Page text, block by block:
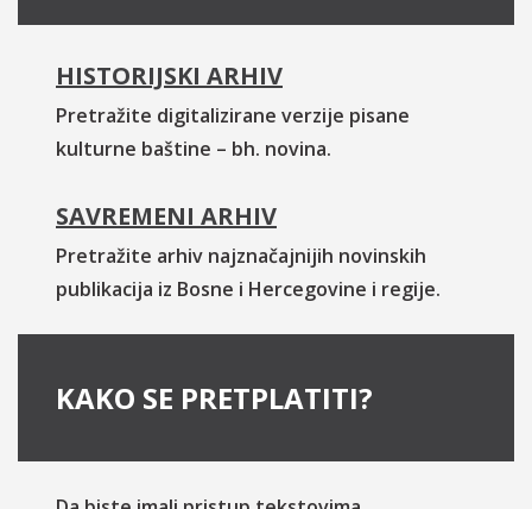
HISTORIJSKI ARHIV
Pretražite digitalizirane verzije pisane
kulturne baštine – bh. novina.
SAVREMENI ARHIV
Pretražite arhiv najznačajnijih novinskih
publikacija iz Bosne i Hercegovine i regije.
KAKO SE PRETPLATITI?